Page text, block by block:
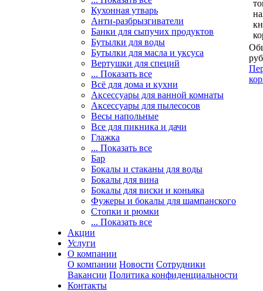
Кухонная утварь
Анти-разбрызгиватели
Банки для сыпучих продуктов
Бутылки для воды
Бутылки для масла и уксуса
Вертушки для специй
... Показать все
Всё для дома и кухни
Аксессуары для ванной комнаты
Аксессуары для пылесосов
Весы напольные
Все для пикника и дачи
Глажка
... Показать все
Бар
Бокалы и стаканы для воды
Бокалы для вина
Бокалы для виски и коньяка
Фужеры и бокалы для шампанского
Стопки и рюмки
... Показать все
Акции
Услуги
О компании
О компании Новости Сотрудники
Вакансии Политика конфиденциальности
Контакты